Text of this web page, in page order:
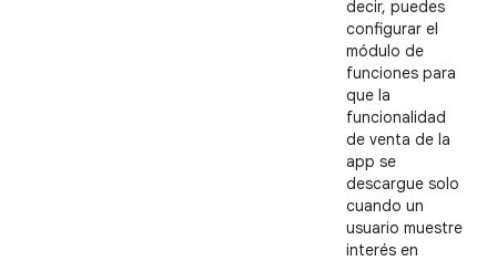
decir, puedes
configurar el
módulo de
funciones para
que la
funcionalidad
de venta de la
app se
descargue solo
cuando un
usuario muestre
interés en